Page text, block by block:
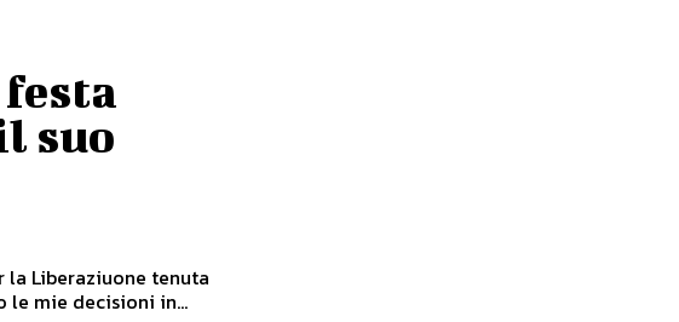
suo
la Liberaziuone tenuta
le mie decisioni in...